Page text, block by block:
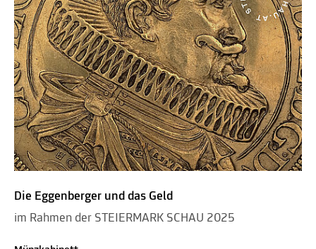
Die Eggenberger und das Geld
im Rahmen der STEIERMARK SCHAU 2025